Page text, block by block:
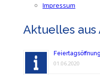
Impressum
Aktuelles
01.06.2020